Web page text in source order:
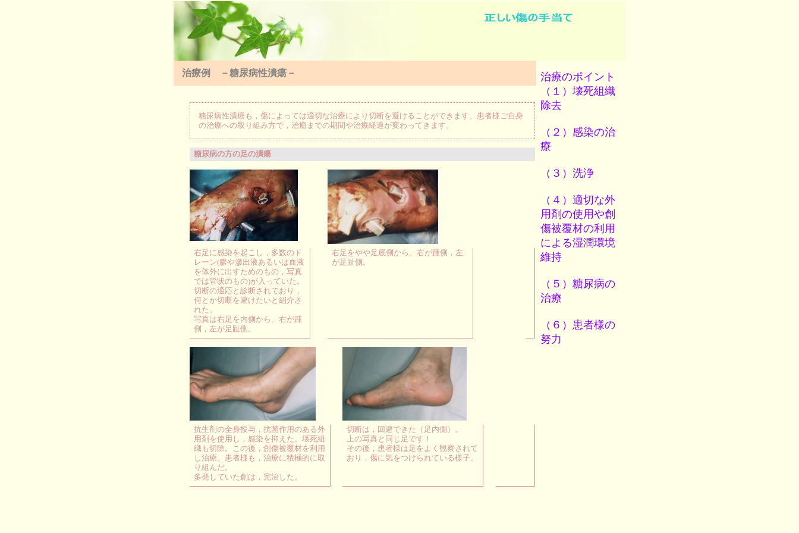
治療例 －糖尿病性潰瘍－
糖尿病性潰瘍も，傷によっては適切な治療により切断を避けることができます。患者様ご自身
の治療への取り組み方で，治癒までの期間や治療経過が変わってきます。
糖尿病の方の足の潰瘍
右足に感染を起こし，多数のド
レーン(膿や滲出液あるいは血液
を体外に出すためのもの，写真
では管状のもの)が入っていた。
切断の適応と診断されており，
何とか切断を避けたいと紹介さ
れた。
写真は右足を内側から。右が踵
側，左が足趾側。
右足をやや足底側から。右が踵側，左
が足趾側。
抗生剤の全身投与，抗菌作用のある外
用剤を使用し，感染を抑えた。壊死組
織も切除。この後，創傷被覆材を利用
し治療。患者様も，治療に積極的に取
り組んだ。
多発していた創は，完治した。
切断は，回避できた（足内側）。
上の写真と同じ足です！
その後，患者様は足をよく観察されて
おり，傷に気をつけられている様子。
治療のポイント
（１）壊死組織
除去
（２）感染の治
療
（３）洗浄
（４）適切な外
用剤の使用や創
傷被覆材の利用
による湿潤環境
維持
（５）糖尿病の
治療
（６）患者様の
努力